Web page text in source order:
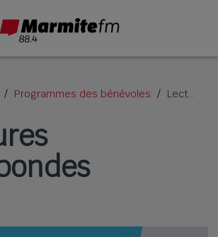
Programmes des bénévoles Lectures vagabondes